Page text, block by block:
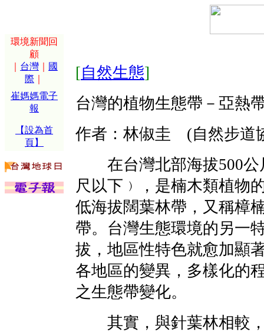
環境新聞回
顧
台灣
國
際
崔媽媽電子
報
【設為首
頁】
[自然生態]
台灣的植物生態帶－亞熱
作者：林俶圭 (自然步道
在台灣北部海拔500公
尺以下﹚，是楠木類植物
低海拔闊葉林帶，又稱樟
帶。台灣生態環境的另一
拔，地區性特色就愈加顯
各地區的變異，多樣化的
之生態帶變化。
其實，與針葉林相較，